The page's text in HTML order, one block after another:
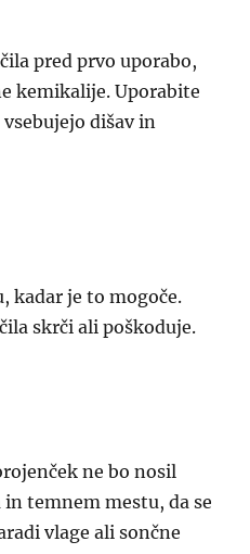
pred prvo uporabo,
kemikalije. Uporabite
dišav in
kadar je to mogoče.
skrči ali poškoduje.
ne bo nosil
temnem mestu, da se
vlage ali sončne